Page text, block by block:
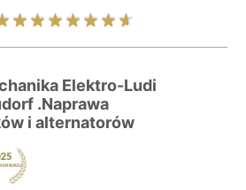
Elektro-Ludi
.Naprawa
i alternatorów